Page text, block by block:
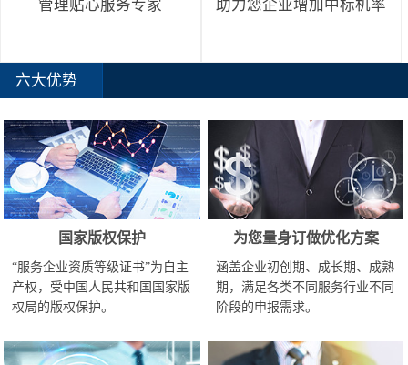
管理贴心服务专家
助力您企业增加中标机率
六大优势
国家版权保护
“服务企业资质等级证书”为自主
产权，受中国人民共和国国家版
权局的版权保护。
为您量身订做优化方案
涵盖企业初创期、成长期、成熟
期，满足各类不同服务行业不同
阶段的申报需求。